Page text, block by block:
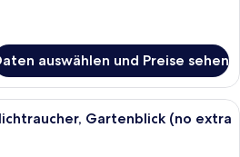
auswählen und Preise sehen
Ein Hotelzimmer mit einem großen
Gartenblick (no extra